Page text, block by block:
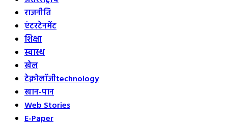
राजनीति
एंटरटेनमेंट
शिक्षा
स्वास्थ
खेल
टेक्नोलॉजीtechnology
खान-पान
Web Stories
E-Paper